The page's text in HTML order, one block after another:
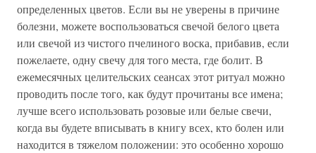
определенных цветов. Если вы не уверены в причине
болезни, можете воспользоваться свечой белого цвета
или свечой из чистого пчелиного воска, прибавив, если
пожелаете, одну свечу для того места, где болит. В
ежемесячных целительских сеансах этот ритуал можно
проводить после того, как будут прочитаны все имена;
лучше всего использовать розовые или белые свечи,
когда вы будете вписывать в книгу всех, кто болен или
находится в тяжелом положении: это особенно хорошо